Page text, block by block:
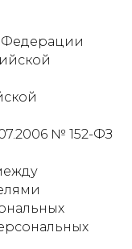
Федерации
№ 152-ФЗ